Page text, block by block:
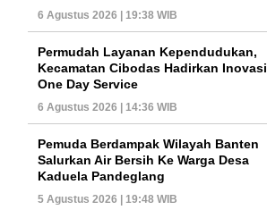
6 Agustus 2026 | 19:38 WIB
Permudah Layanan Kependudukan,
Kecamatan Cibodas Hadirkan Inovasi
One Day Service
6 Agustus 2026 | 14:36 WIB
Pemuda Berdampak Wilayah Banten
Salurkan Air Bersih Ke Warga Desa
Kaduela Pandeglang
5 Agustus 2026 | 19:48 WIB